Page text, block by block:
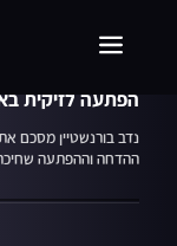
חי בלילה
הפתעה לזיקית
נדב בורנשטיין מסכם
ההדחה וההפתעה